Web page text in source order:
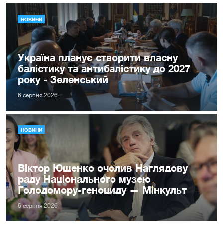
НОВИНИ
Україна планує створити власну
балістику та антибалістику до 2027
року - Зеленський
6 серпня 2026
НОВИНИ
Віктор Ющенко очолив Наглядову
раду Національного музею
Голодомору-геноциду — Мінкульт
6 серпня 2026